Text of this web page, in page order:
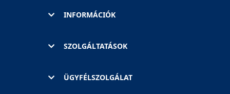
INFORMÁCIÓK
SZOLGÁLTATÁSOK
ÜGYFÉLSZOLGÁLAT